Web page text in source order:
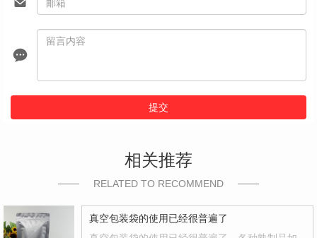
提交
相关推荐
RELATED TO RECOMMEND
真空包装袋的使用已经很普遍了